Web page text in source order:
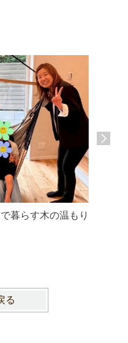
暮らす木の温もり
る